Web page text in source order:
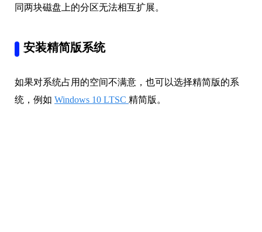
同两块磁盘上的分区无法相互扩展。
安装精简版系统
如果对系统占用的空间不满意，也可以选择精简版的系
统，例如 Windows 10 LTSC 精简版。